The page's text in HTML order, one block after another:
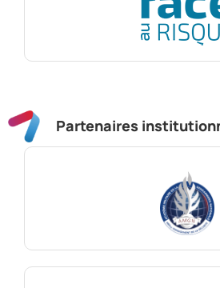
Partenaires